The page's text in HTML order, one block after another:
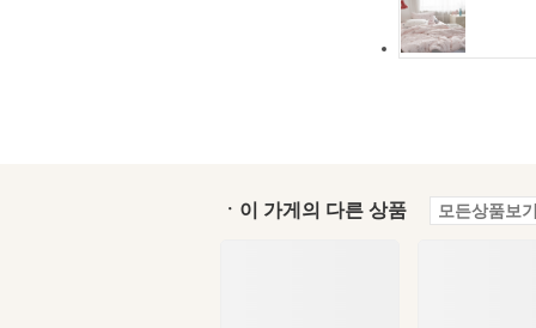
ㆍ이 가게의 다른 상품 모든상품보